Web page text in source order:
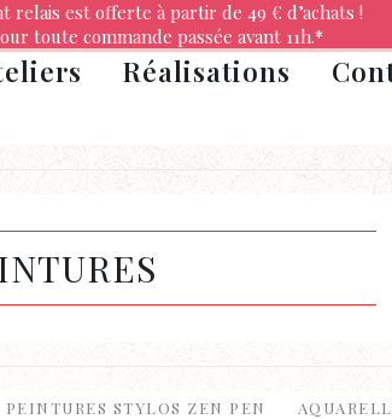
Réalisations
PEINTURES STYLOS ZEN PEN
relais est offerte à partir de 49 € d’achats !
toute commande passée avant 11h.*